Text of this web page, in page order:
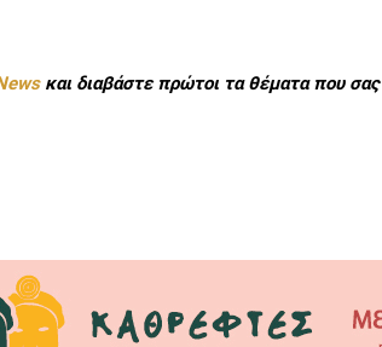
και διαβάστε πρώτοι τα θέματα που σας